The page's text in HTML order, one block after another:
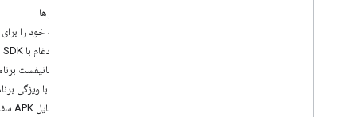
پیش‌نیازها